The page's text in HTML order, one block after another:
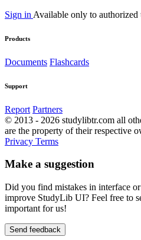
Sign in Available only to authorized
Products
Documents Flashcards
Support
Report Partners
© 2013 - 2026 studylibtr.com all
are the property of their respective
Privacy Terms
Make a suggestion
Did you find mistakes in interface
improve StudyLib UI? Feel free to
important for us!
Send feedback